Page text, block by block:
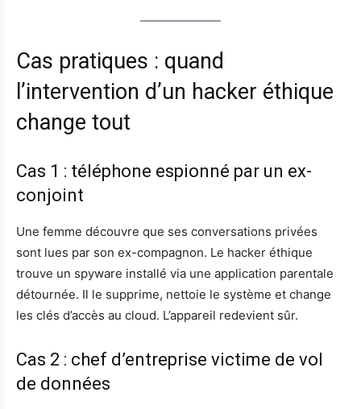
Cas pratiques : quand
l’intervention d’un hacker éthique
change tout
Cas 1 : téléphone espionné par un ex-
conjoint
Une femme découvre que ses conversations privées
sont lues par son ex-compagnon. Le hacker éthique
trouve un spyware installé via une application parentale
détournée. Il le supprime, nettoie le système et change
les clés d’accès au cloud. L’appareil redevient sûr.
Cas 2 : chef d’entreprise victime de vol
de données